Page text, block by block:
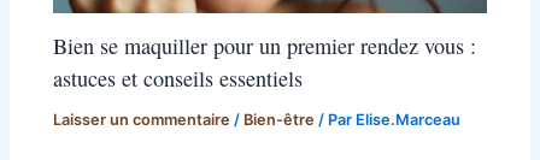
Bien se maquiller pour un premier rendez vous :
astuces et conseils essentiels
Laisser un commentaire / Bien-être / Par Elise.Marceau